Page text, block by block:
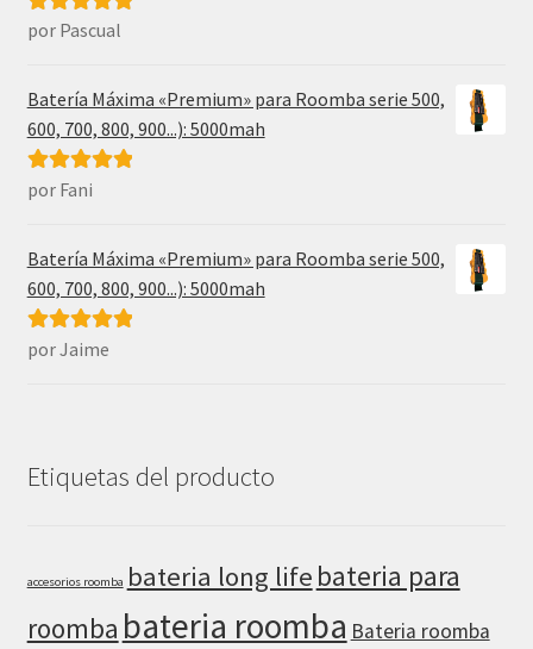
Valorado con
por Pascual
Batería Máxima «Premium» para Roomba serie 500,
600, 700, 800, 900...): 5000mah
Valorado con
por Fani
Batería Máxima «Premium» para Roomba serie 500,
600, 700, 800, 900...): 5000mah
Valorado con
por Jaime
Etiquetas del producto
accesorios roomba bateria long life bateria para
roomba bateria roomba Bateria roomba